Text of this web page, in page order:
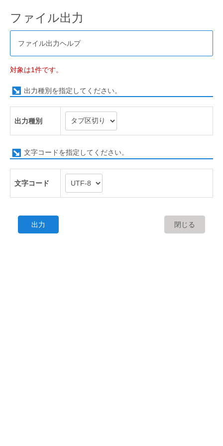
ファイル出力
ファイル出力ヘルプ
対象は1件です。
出力種別を指定してください。
出力種別
文字コードを指定してください。
文字コード